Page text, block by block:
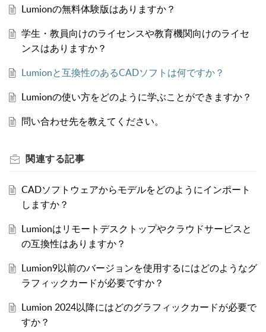
Lumionの無料体験版はありますか？
学生・教員向けのライセンスや教育機関向けのライセ
ンスはありますか？
Lumionと互換性のあるCADソフトは何ですか？
Lumionの使い方をどのように学ぶことができますか？
問い合わせ先を教えてください。
関連する記事
CADソフトウェアからモデルをどのようにインポート
しますか？
Lumionはリモートデスクトップやクラウドサービスと
の互換性はありますか？
Lumion9以前のバージョンを使用するにはどのようなグ
ラフィックカードが必要ですか？
Lumion 2024以降にはどのグラフィックカードが必要で
すか？